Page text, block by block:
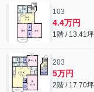
103
4.4万円
1階 / 13.41
203
5万円
2階 / 17.70